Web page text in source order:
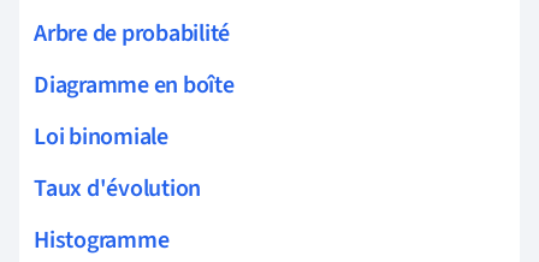
Arbre de probabilité
Diagramme en boîte
Loi binomiale
Taux d'évolution
Histogramme